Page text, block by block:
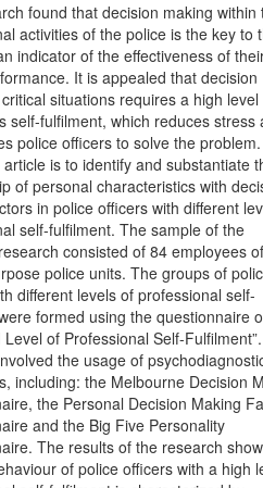
found that decision making within
activities of the police is the key to
indicator of the effectiveness of
It is appealed that decision
situations requires a high level
self-fulfilment, which reduces stress
police officers to solve the
is to identify and substantiate
of personal characteristics with
in police officers with different
self-fulfilment. The sample of the
consisted of 84 employees of
police units. The groups of
different levels of professional self-
formed using the questionnaire
Level of Professional Self-
the usage of
including: the Melbourne Decision
the Personal Decision Making
and the Big Five Personality
The results of the research
of police officers with a high